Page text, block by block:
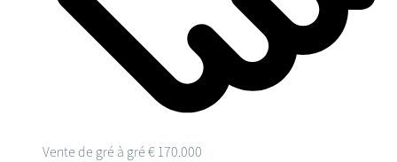
Vente de gré à gré € 170.000